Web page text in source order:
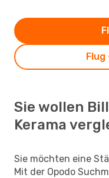
Flug
Sie wollen
Kerama
Sie möchten eine
Mit der Opodo